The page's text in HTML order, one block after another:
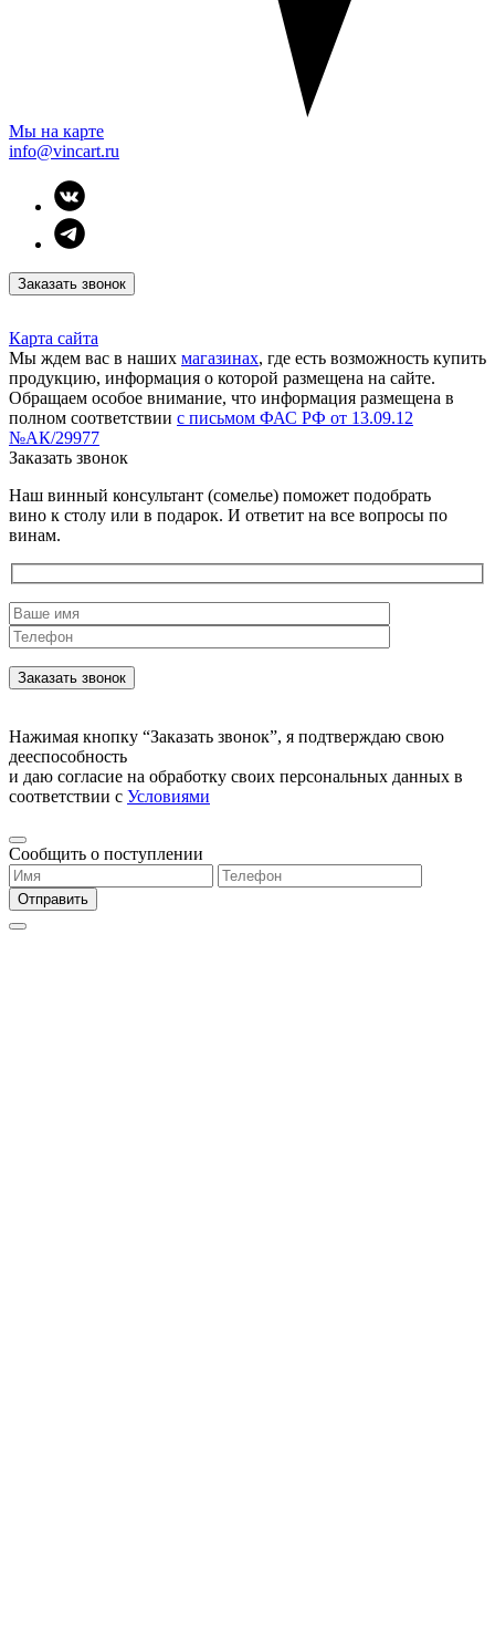
Мы на карте
info@vincart.ru
Заказать звонок
Карта сайта
Мы ждем вас в наших магазинах, где есть возможность купить
продукцию, информация о которой размещена на сайте.
Обращаем особое внимание, что информация размещена в
полном соответствии с письмом ФАС РФ от 13.09.12
№АК/29977
Заказать звонок
Наш винный консультант (сомелье) поможет подобрать
вино к столу или в подарок. И ответит на все вопросы по
винам.
Нажимая кнопку “Заказать звонок”, я подтверждаю свою
дееспособность
и даю согласие на обработку своих персональных данных в
соответствии с Условиями
Сообщить о поступлении